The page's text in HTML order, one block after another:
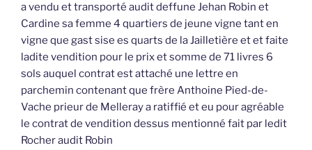
a vendu et transporté audit deffune Jehan Robin et
Cardine sa femme 4 quartiers de jeune vigne tant en
vigne que gast sise es quarts de la Jailletière et et faite
ladite vendition pour le prix et somme de 71 livres 6
sols auquel contrat est attaché une lettre en
parchemin contenant que frère Anthoine Pied-de-
Vache prieur de Melleray a ratiffié et eu pour agréable
le contrat de vendition dessus mentionné fait par ledit
Rocher audit Robin